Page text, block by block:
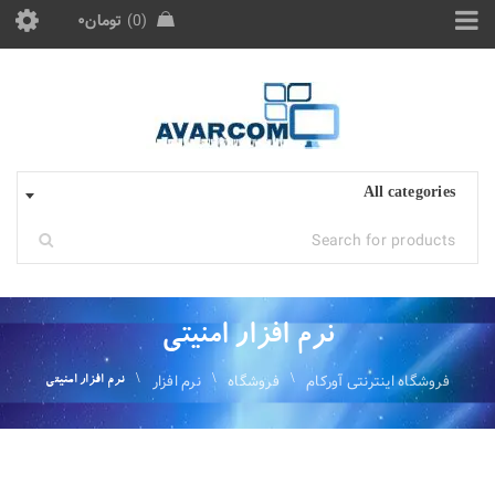
تومان۰ 0
All categories
نرم افزار امنیتی
فروشگاه اینترنتی آورکام \ فروشگاه \ نرم افزار \ نرم افزار امنیتی